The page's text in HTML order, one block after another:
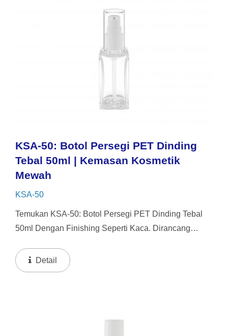
KSA-50: Botol Persegi PET Dinding
Tebal 50ml | Kemasan Kosmetik
Mewah
KSA-50
Temukan KSA-50: Botol Persegi PET Dinding Tebal
50ml Dengan Finishing Seperti Kaca. Dirancang
Tampilan Mewah Dari Kaca Sambil Tetap Tahan
Pecah Dan Ringan...
Detail